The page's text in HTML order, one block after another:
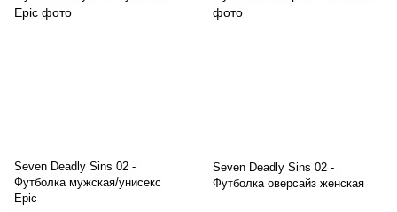
Seven Deadly Sins 02 -
Футболка мужская/унисекс
Epic
Seven Deadly Sins 02 -
Футболка оверсайз женская